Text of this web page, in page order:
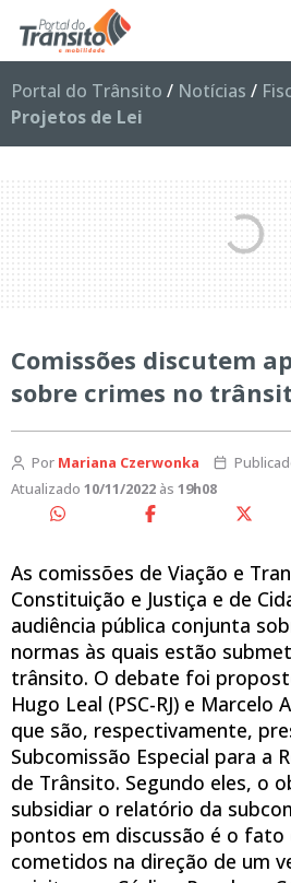
Portal do Trânsito / Notícias /
Projetos de Lei
Comissões discutem
sobre crimes no
Por Mariana Czerwonka
Atualizado 10/11/2022 às 19h08
As comissões de Viação e
Constituição e Justiça e de
audiência pública conjunta
normas às quais estão
trânsito. O debate foi
Hugo Leal (PSC-RJ) e Marcelo
que são, respectivamente,
Subcomissão Especial para a
de Trânsito. Segundo eles, o
subsidiar o relatório da
pontos em discussão é o fato
cometidos na direção de um